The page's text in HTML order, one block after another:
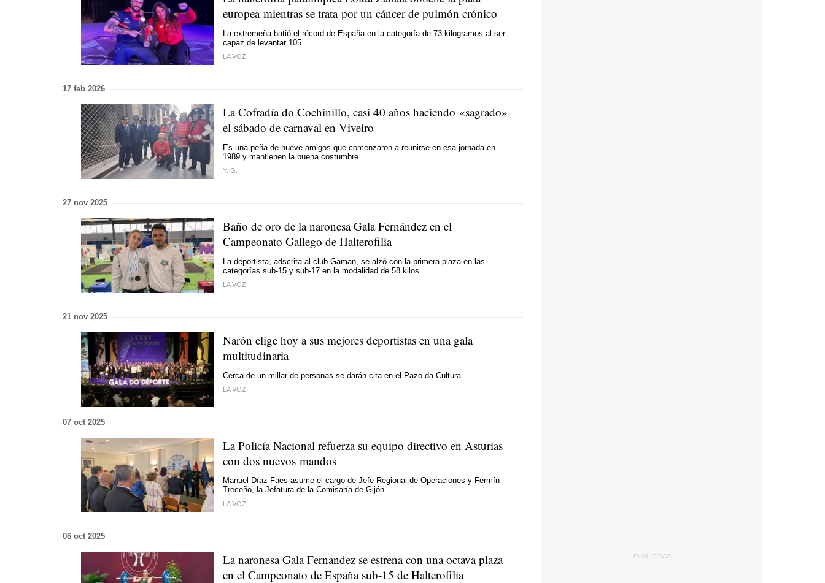
europea mientras se trata por un cáncer de pulmón crónico
La extremeña batió el récord de España en la categoría de 73 kilogramos al ser
capaz de levantar 105
LA VOZ
17 feb 2026
La Cofradía do Cochinillo, casi 40 años haciendo «sagrado»
el sábado de carnaval en Viveiro
Es una peña de nueve amigos que comenzaron a reunirse en esa jornada en
1989 y mantienen la buena costumbre
Y. G.
27 nov 2025
Baño de oro de la naronesa Gala Fernández en el
Campeonato Gallego de Halterofilia
La deportista, adscrita al club Gaman, se alzó con la primera plaza en las
categorías sub-15 y sub-17 en la modalidad de 58 kilos
LA VOZ
21 nov 2025
Narón elige hoy a sus mejores deportistas en una gala
multitudinaria
Cerca de un millar de personas se darán cita en el Pazo da Cultura
LA VOZ
07 oct 2025
La Policía Nacional refuerza su equipo directivo en Asturias
con dos nuevos mandos
Manuel Díaz-Faes asume el cargo de Jefe Regional de Operaciones y Fermín
Treceño, la Jefatura de la Comisaría de Gijón
LA VOZ
06 oct 2025
La naronesa Gala Fernandez se estrena con una octava plaza
en el Campeonato de España sub-15 de Halterofilia